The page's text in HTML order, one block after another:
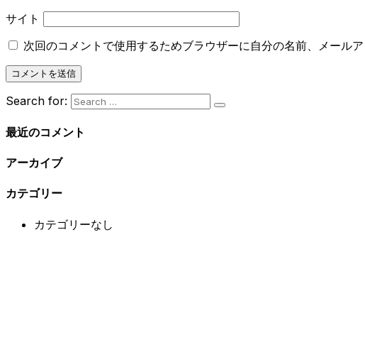
サイト
次回のコメントで使用するためブラウザーに自分の名前、メールア
Search for:
最近のコメント
アーカイブ
カテゴリー
カテゴリーなし